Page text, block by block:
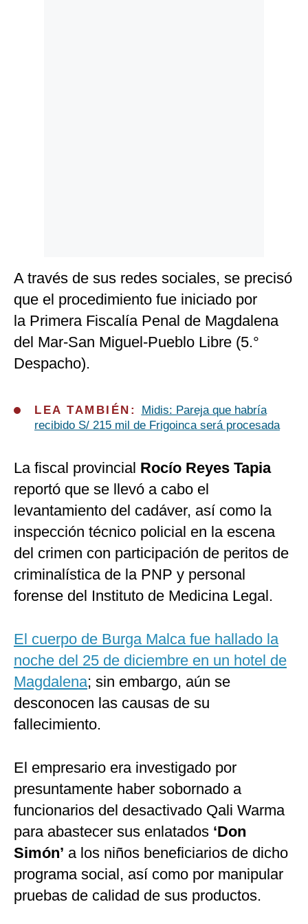
A través de sus redes sociales, se precisó
que el procedimiento fue iniciado por
la Primera Fiscalía Penal de Magdalena
del Mar-San Miguel-Pueblo Libre (5.°
Despacho).
LEA TAMBIÉN:
Midis: Pareja que habría
recibido S/ 215 mil de Frigoinca será procesada
La fiscal provincial Rocío Reyes Tapia
reportó que se llevó a cabo el
levantamiento del cadáver, así como la
inspección técnico policial en la escena
del crimen con participación de peritos de
criminalística de la PNP y personal
forense del Instituto de Medicina Legal.
El cuerpo de Burga Malca fue hallado la
noche del 25 de diciembre en un hotel de
Magdalena; sin embargo, aún se
desconocen las causas de su
fallecimiento.
El empresario era investigado por
presuntamente haber sobornado a
funcionarios del desactivado Qali Warma
para abastecer sus enlatados ‘Don
Simón’ a los niños beneficiarios de dicho
programa social, así como por manipular
pruebas de calidad de sus productos.